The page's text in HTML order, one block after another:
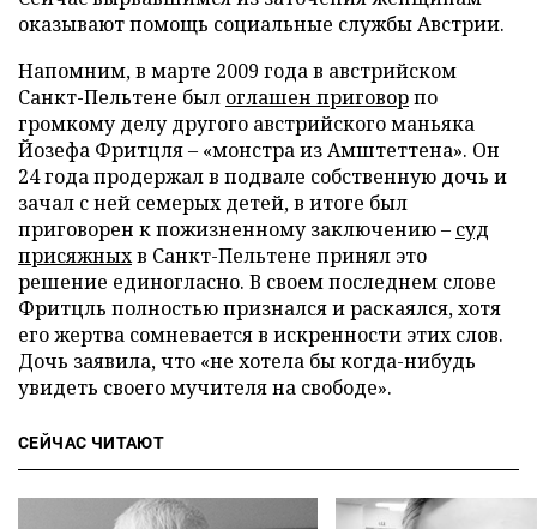
оказывают помощь социальные службы Австрии.
Напомним, в марте 2009 года в австрийском
Санкт-Пельтене был оглашен приговорпо
громкому делу другого австрийского маньяка
Йозефа Фритцля – «монстра из Амштеттена». Он
24 года продержал в подвале собственную дочь и
зачал с ней семерых детей, в итоге был
приговорен к пожизненному заключению – суд
присяжныхв Санкт-Пельтене принял это
решение единогласно. В своем последнем слове
Фритцль полностью признался и раскаялся, хотя
его жертва сомневается в искренности этих слов.
Дочь заявила, что «не хотела бы когда-нибудь
увидеть своего мучителя на свободе».
СЕЙЧАС ЧИТАЮТ